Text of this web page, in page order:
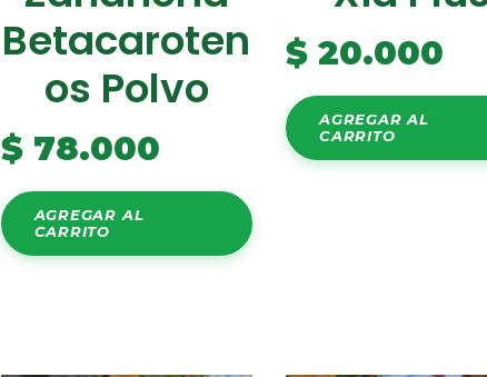
Betacaroten
Os Polvo
$78.000
AGREGAR AL
CARRITO
$ 20.000
AGREGAR AL
CARRITO